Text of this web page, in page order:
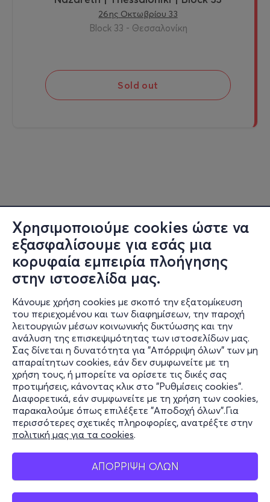
Χρησιμοποιούμε cookies ώστε να
εξασφαλίσουμε για εσάς μια
κορυφαία εμπειρία πλοήγησης
στην ιστοσελίδα μας.
Κάνουμε χρήση cookies με σκοπό την εξατομίκευση
του περιεχομένου και των διαφημίσεων, την παροχή
λειτουργιών μέσων κοινωνικής δικτύωσης και την
ανάλυση της επισκεψιμότητας των ιστοσελίδων μας.
Σας δίνεται η δυνατότητα για "Απόρριψη όλων" των μη
απαραίτητων cookies, εάν δεν συμφωνείτε με τη
χρήση τους, ή μπορείτε να ορίσετε τις δικές σας
προτιμήσεις, κάνοντας κλικ στο "Ρυθμίσεις cookies".
Διαφορετικά, εάν συμφωνείτε με τη χρήση των cookies,
παρακαλούμε όπως επιλέξετε "Αποδοχή όλων".Για
περισσότερες σχετικές πληροφορίες, ανατρέξτε στην
πολιτική μας για τα cookies.
ΑΠΟΡΡΙΨΗ ΟΛΩΝ
26ης Οκτωβρίου 33
Block 33 - Θεσσαλονίκη
Sold out
Πληροφορίες
Υποστήριξη
Stay Connected
Mobile app